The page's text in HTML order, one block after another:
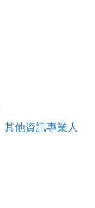
其他資訊專業人